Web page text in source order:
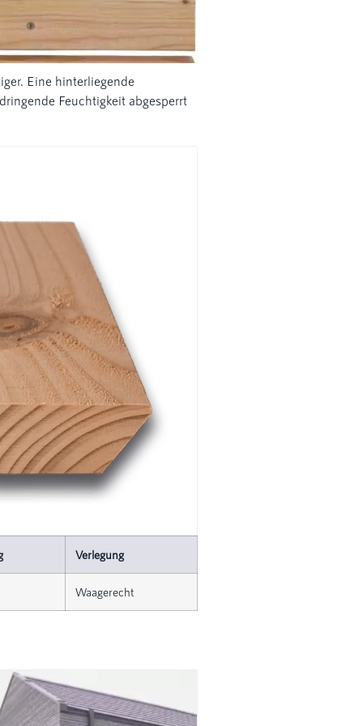
Eine hinterliegende
Feuchtigkeit abgesperrt
Verlegung
Waagerecht